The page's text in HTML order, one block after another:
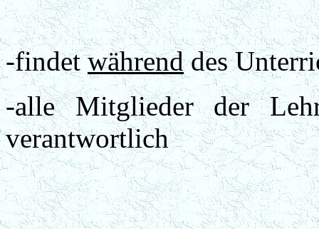
-findetwährenddes
-alle Mitglieder der
verantwortlich